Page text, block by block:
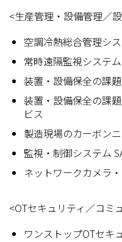
<生産管理・設備管理／
空調冷熱総合管理シ
常時遠隔監視システ
装置・設備保全の課
装置・設備保全の課
ビス
製造現場のカーボン
監視・制御システム
ネットワークカメラ
<OTセキュリティ／コミ
ワンストップOTセキ